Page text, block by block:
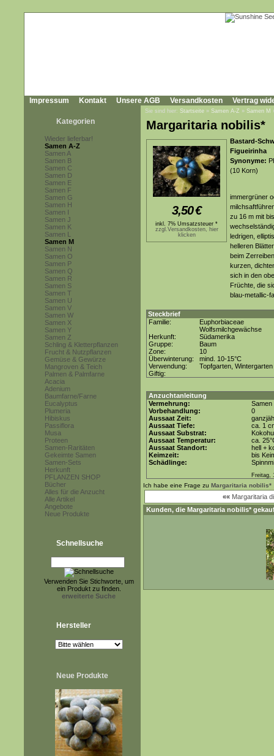
Impressum Kontakt Unsere AGB Versandkosten Vertrag
Kategorien
Wieder lieferbar!
Samen A-Z
Samen A
Samen B
Samen C
Samen D
Samen E
Samen F
Samen G
Samen H
Samen I
Samen J
Samen K
Samen L
Samen M
Samen N
Samen O
Samen P
Samen Q
Samen R
Samen S
Samen T
Samen U
Samen V
Samen W
Samen X
Samen Y
Samen Z
Schling & Kletterpflanzen
Frucht & Nutzpflanzen
Gemüse & Gewürze
Mangroven & Teich
Palmen & Palmfarne
Acacia
Adenium
Baumfarne/Farne
Eucalyptus
Plumeria
Hibiskus
Passiflora
Musa
Proteen
Samen-Raritäten
Gekeimte Samen
Samen-Sets
Herkunft
PFLANZEN SHOP
Bücher
Alles für die Anzucht
Alle Artikel
Angebote
Neue Produkte
Schnellsuche
Verwenden Sie Stichworte, um
ein Produkt zu finden.
erweiterte Suche
Hersteller
Neue Produkte
Sie sind hier: Startseite » Samen A-Z » Samen M
Margaritaria nobilis*
3,50€
inkl. 7% Umsatzsteuer *
zzgl.Versandkosten, hier
klicken
Bastard-
Figueirinha
Synonyme:
(10 Korn)
immergrüner
zu 16 m mit
ledrigen,
helleren
beim
kurzen,
sich in den
Früchte, die
blau-metallic-
Steckbrief
Familie:
Euphorbiaceae
Wolfsmilchgewächse
Herkunft:
Südamerika
Gruppe:
Baum
Zone:
10
Überwinterung:
mind. 10-15°C
Verwendung:
Topfgarten, Wintergarten
Giftig:
Anzuchtanleitung
Vermehrung:
Samen
Vorbehandlung:
0
Aussaat Zeit:
Aussaat Tiefe:
ca. 1
Aussaat Substrat:
Aussaat Temperatur:
ca.
Aussaat Standort:
hell +
Keimzeit:
bis
Schädlinge:
Freitag,
Ich habe eine Frage zu Margaritaria nobilis*
«« Margaritaria
Kunden, die Margaritaria nobilis*